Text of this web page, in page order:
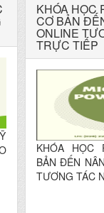
KHÓA HỌC
CƠ BẢN
ONLINE
TRỰC TIẾP
KHÓA HỌC
BẢN ĐẾN
TƯƠNG TÁC